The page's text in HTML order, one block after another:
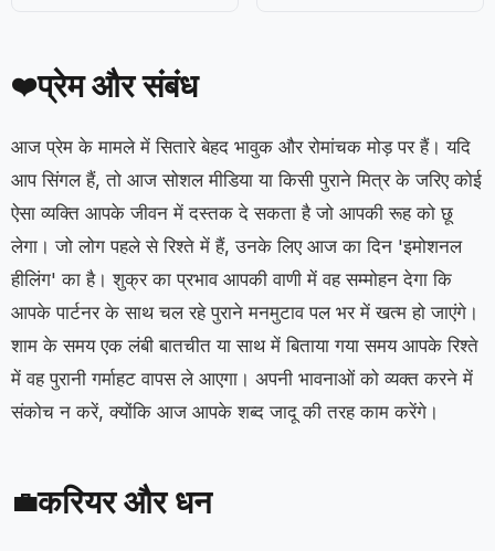
❤️प्रेम और संबंध
आज प्रेम के मामले में सितारे बेहद भावुक और रोमांचक मोड़ पर हैं। यदि
आप सिंगल हैं, तो आज सोशल मीडिया या किसी पुराने मित्र के जरिए कोई
ऐसा व्यक्ति आपके जीवन में दस्तक दे सकता है जो आपकी रूह को छू
लेगा। जो लोग पहले से रिश्ते में हैं, उनके लिए आज का दिन 'इमोशनल
हीलिंग' का है। शुक्र का प्रभाव आपकी वाणी में वह सम्मोहन देगा कि
आपके पार्टनर के साथ चल रहे पुराने मनमुटाव पल भर में खत्म हो जाएंगे।
शाम के समय एक लंबी बातचीत या साथ में बिताया गया समय आपके रिश्ते
में वह पुरानी गर्माहट वापस ले आएगा। अपनी भावनाओं को व्यक्त करने में
संकोच न करें, क्योंकि आज आपके शब्द जादू की तरह काम करेंगे।
💼करियर और धन